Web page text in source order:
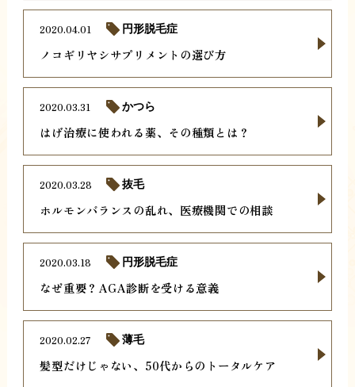
ノコギリヤシサプリメントの選び方
2020.04.01 円形脱毛症
はげ治療に使われる薬、その種類とは？
2020.03.31 かつら
ホルモンバランスの乱れ、医療機関での相談
2020.03.28 抜毛
なぜ重要？AGA診断を受ける意義
2020.03.18 円形脱毛症
髪型だけじゃない、50代からのトータルケア
2020.02.27 薄毛